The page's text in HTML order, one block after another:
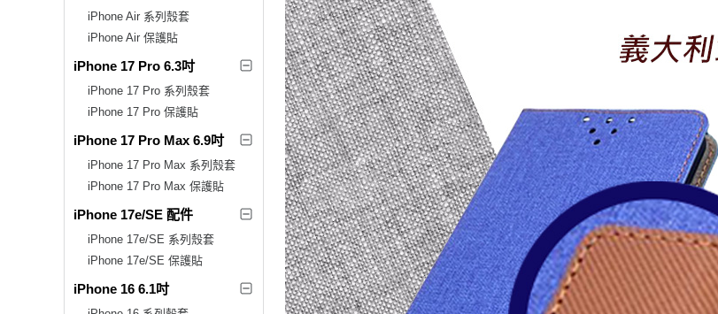
iPhone Air 系列殼套
iPhone Air 保護貼
iPhone 17 Pro 6.3吋
iPhone 17 Pro 系列殼套
iPhone 17 Pro 保護貼
iPhone 17 Pro Max 6.9吋
iPhone 17 Pro Max 系列殼套
iPhone 17 Pro Max 保護貼
iPhone 17e/SE 配件
iPhone 17e/SE 系列殼套
iPhone 17e/SE 保護貼
iPhone 16 6.1吋